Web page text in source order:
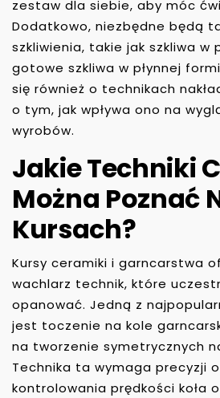
zestaw dla siebie, aby móc
Dodatkowo, niezbędne będą
szkliwienia, takie jak szkliwa w
gotowe szkliwa w płynnej
się również o technikach
o tym, jak wpływa ono na
wyrobów.
Jakie Techniki
Można Poznać
Kursach?
Kursy ceramiki i garncarstwa
wachlarz technik, które
opanować. Jedną z
jest toczenie na kole
na tworzenie symetrycznych
Technika ta wymaga precyzji
kontrolowania prędkości koła